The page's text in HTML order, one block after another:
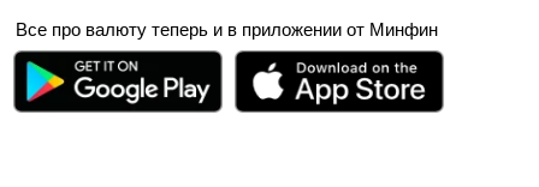
Все про валюту теперь и в приложении от Минфин